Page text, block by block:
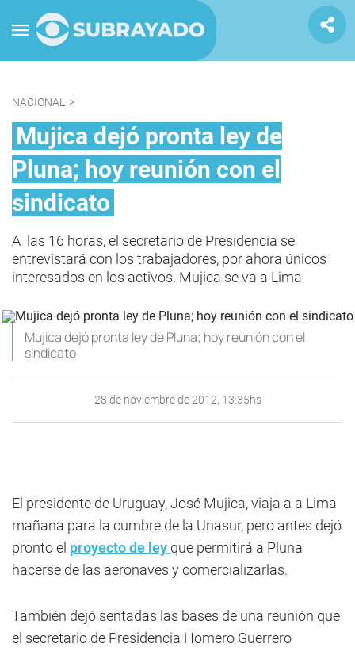
NACIONAL >
Mujica dejó pronta ley de
Pluna; hoy reunión con el
sindicato
A las 16 horas, el secretario de Presidencia se
entrevistará con los trabajadores, por ahora únicos
interesados en los activos. Mujica se va a Lima
Mujica dejó pronta ley de Pluna; hoy reunión con el
sindicato
28 de noviembre de 2012, 13:35hs
El presidente de Uruguay, José Mujica, viaja a a Lima
mañana para la cumbre de la Unasur, pero antes dejó
pronto el proyecto de ley que permitirá a Pluna
hacerse de las aeronaves y comercializarlas.
También dejó sentadas las bases de una reunión que
el secretario de Presidencia Homero Guerrero